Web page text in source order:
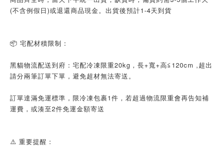
(不含例假日)或退還商品現金。出貨後預計1-4天到貨
📦 宅配材積限制：
黑貓物流配送到府： 宅配冷凍限重20kg，長+寬+高≦120cm ,超出
請分兩筆訂單下單，避免超材無法寄送。
訂單達滿免運標準，限冷凍包裹1件，若超過物流限重會再告知補
運費，或湊至2件免運金額寄送
⚠️ 重要提醒：